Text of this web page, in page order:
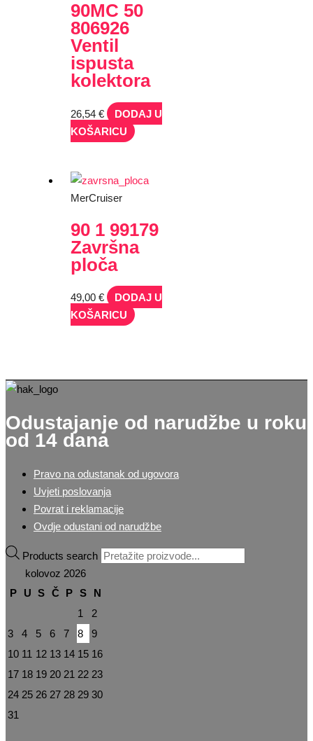
90MC 50
806926
Ventil
ispusta
kolektora
26,54€
DODAJ U
KOŠARICU
MerCruiser
90 1 99179
Završna
ploča
49,00€
DODAJ U
KOŠARICU
Odustajanje od narudžbe u roku
od 14 dana
Pravo na odustanak od ugovora
Uvjeti poslovanja
Povrat i reklamacije
Ovdje odustani od narudžbe
Products search
kolovoz 2026
P
U S Č P S
N
1
2
3
4 5 6 7 8
9
10 11 12 13 14 15 16
17 18 19 20 21 22 23
24 25 26 27 28 29 30
31